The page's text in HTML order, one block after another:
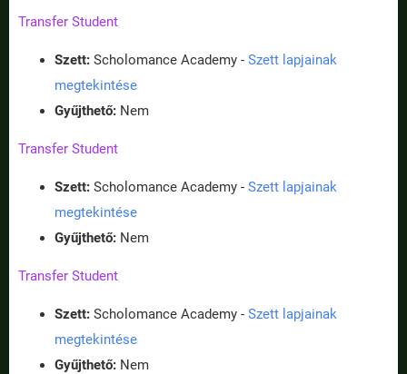
Transfer Student
Szett: Scholomance Academy - Szett lapjainak
megtekintése
Gyűjthető: Nem
Transfer Student
Szett: Scholomance Academy - Szett lapjainak
megtekintése
Gyűjthető: Nem
Transfer Student
Szett: Scholomance Academy - Szett lapjainak
megtekintése
Gyűjthető: Nem